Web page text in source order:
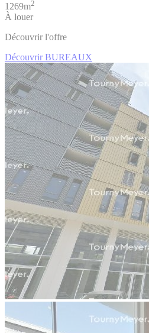
1269m2
À louer
Découvrir l'offre
Découvrir BUREAUX